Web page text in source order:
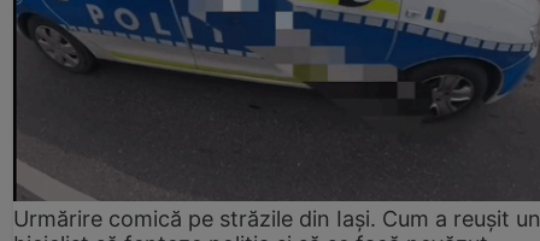
Urmărire comică pe străzile din Iași. Cum a reușit un